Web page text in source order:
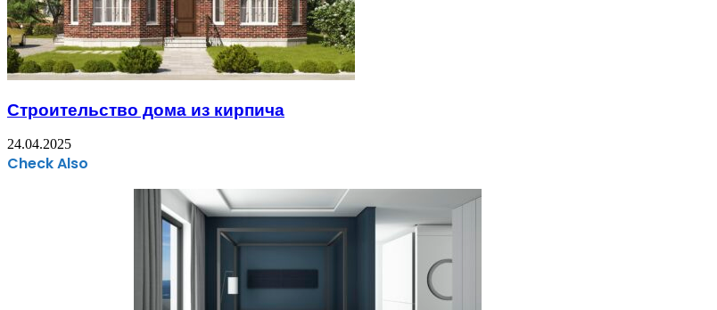
Строительство дома из кирпича
24.04.2025
Check Also